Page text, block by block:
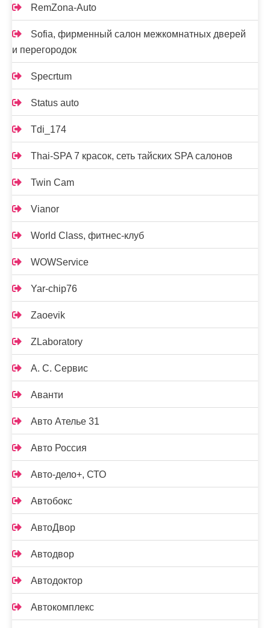
RemZona-Auto
Sofia, фирменный салон межкомнатных дверей
и перегородок
Specrtum
Status auto
Tdi_174
Thai-SPA 7 красок, сеть тайских SPA салонов
Twin Cam
Vianor
World Class, фитнес-клуб
WOWService
Yar-chip76
Zaoevik
ZLaboratory
А. С. Сервис
Аванти
Авто Ателье 31
Авто Россия
Авто-дело+, СТО
Автобокс
АвтоДвор
Автодвор
Автодоктор
Автокомплекс